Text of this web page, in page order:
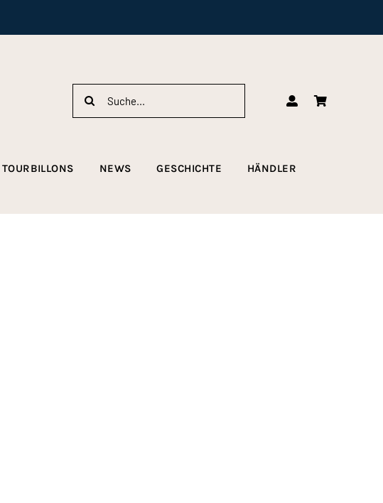
TOURBILLONS NEWS GESCHICHTE
HÄNDLER